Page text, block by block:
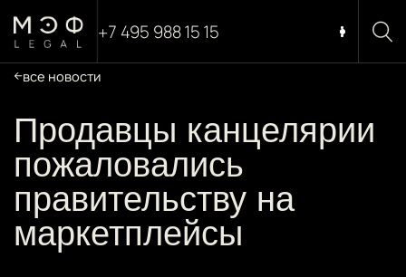
+7 495 988 15 15
все новости
Продавцы канцелярии
пожаловались
правительству на
маркетплейсы